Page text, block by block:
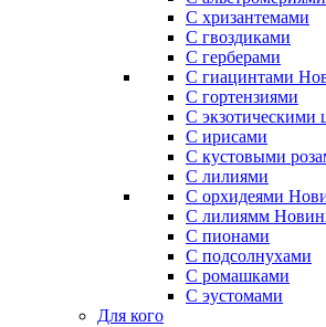
С хризантемами
С гвоздиками
С герберами
С гиацинтами
С гортензиями
С экзотическими
С ирисами
С кустовыми
С лилиями
С орхидеями
С лилиямм
С пионами
С подсолнухами
С ромашками
С эустомами
Для кого